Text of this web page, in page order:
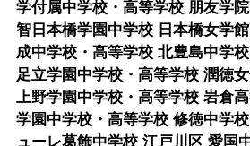
学付属中学校・高等学校 朋友学
智日本橋学園中学校 日本橋女学
成中学校・高等学校 北豊島中学
足立学園中学校・高等学校 潤徳
上野学園中学校・高等学校 岩倉
学園中学校・高等学校 修徳中学
ューレ葛飾中学校 江戸川区 愛国